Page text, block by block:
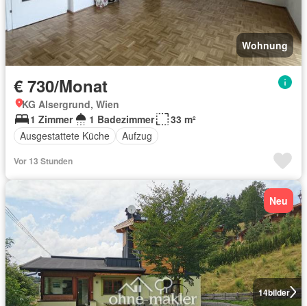
Wohnung
€ 730/Monat
KG Alsergrund, Wien
1 Zimmer
1 Badezimmer
33 m²
Ausgestattete Küche
Aufzug
Vor 13 Stunden
14bilder
Neu